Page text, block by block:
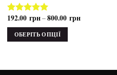
Оцінено в
5.00з 5
192.00 грн–800.00 грн
ОБЕРІТЬ ОПЦІЇ
має